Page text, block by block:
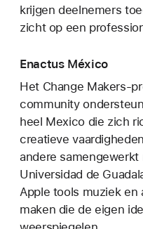
krijgen deelnemers
zicht op een
Enactus México
Het Change Makers-
community
heel Mexico die zich
creatieve
andere
Universidad de
Apple tools muziek
maken die de eigen